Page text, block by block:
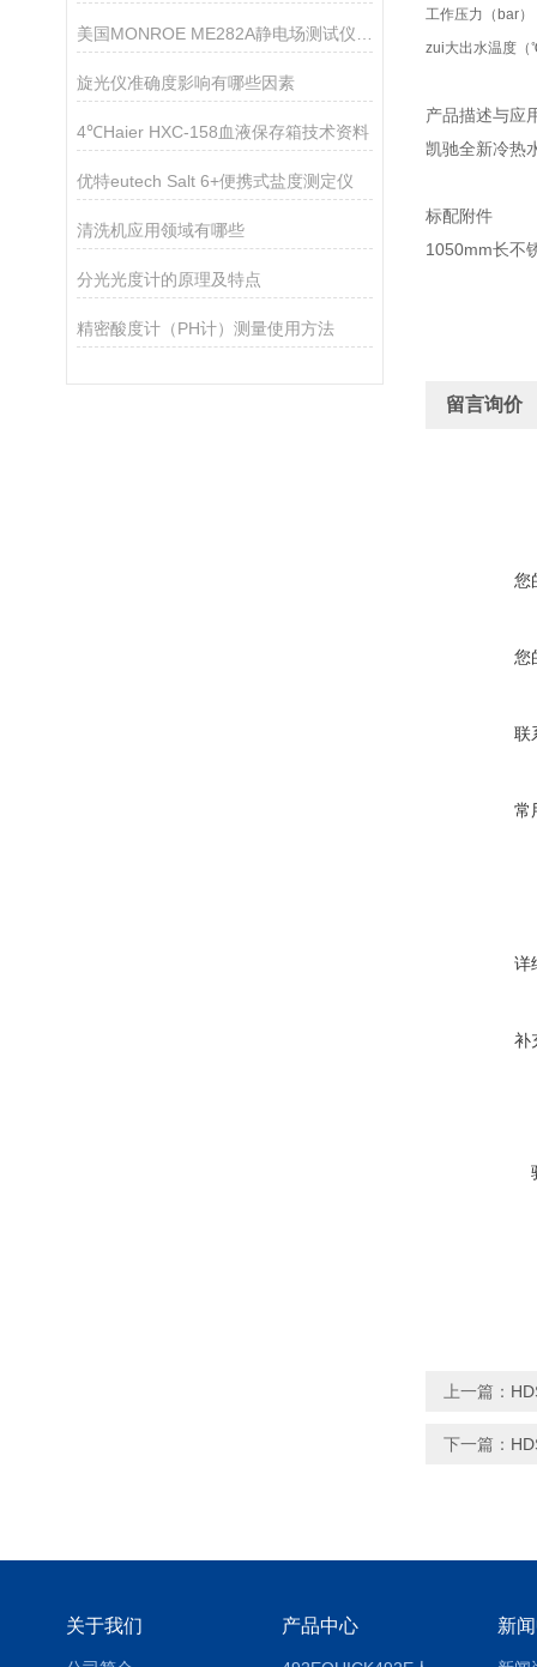
旋光仪准确度影响有哪些因素
4℃Haier HXC-158血液保存箱技术资料
优特eutech Salt 6+便携式盐度测定仪
清洗机应用领域有哪些
分光光度计的原理及特点
精密酸度计（PH计）测量使用方法
工作压力（bar）
zui大出水温度
产品描述与应
凯驰全新冷热
标配附件
1050mm长不
留言询价
您
您
联
常
详
补
上一篇：
下一篇：
关于我们 产品中心 新